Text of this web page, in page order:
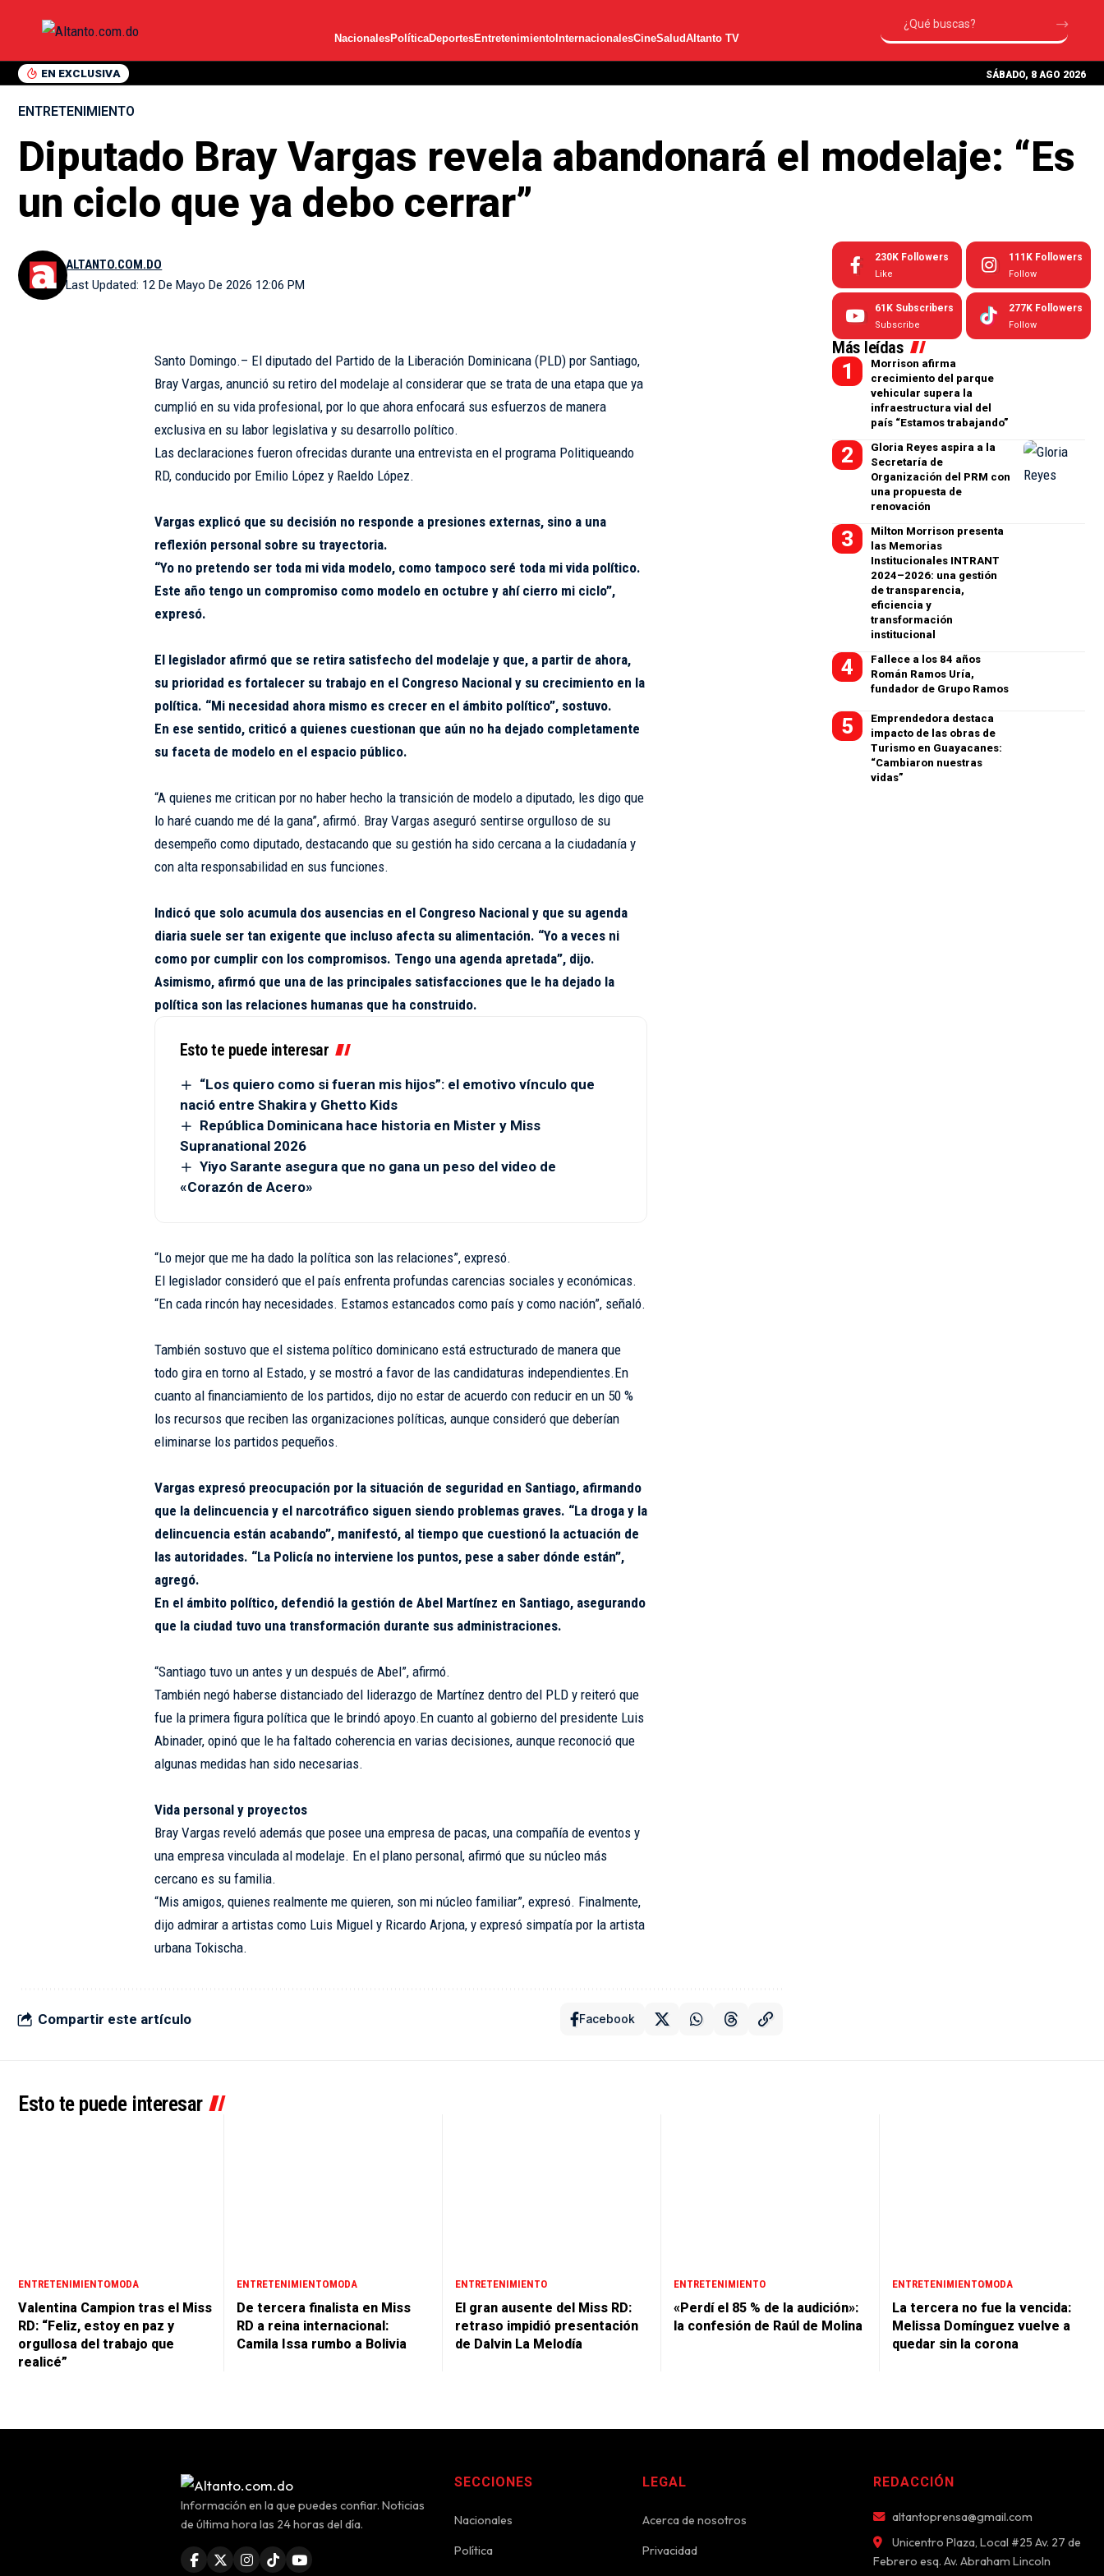
NacionalesPolíticaDeportesEntretenimiento InternacionalesCineSaludAltanto TV
EN EXCLUSIVA SÁBADO, 8 AGO 2026
ENTRETENIMIENTO
Diputado Bray Vargas revela abandonará el modelaje: “Es
un ciclo que ya debo cerrar”
Last Updated: 12 De Mayo De 2026 12:06 PM
ALTANTO.COM.DO
Santo Domingo.– El diputado del Partido de la Liberación Dominicana (PLD) por Santiago,
Bray Vargas, anunció su retiro del modelaje al considerar que se trata de una etapa que ya
cumplió en su vida profesional, por lo que ahora enfocará sus esfuerzos de manera
exclusiva en su labor legislativa y su desarrollo político.
Las declaraciones fueron ofrecidas durante una entrevista en el programa Politiqueando
RD, conducido por Emilio López y Raeldo López.
Vargas explicó que su decisión no responde a presiones externas, sino a una
reflexión personal sobre su trayectoria.
“Yo no pretendo ser toda mi vida modelo, como tampoco seré toda mi vida político.
Este año tengo un compromiso como modelo en octubre y ahí cierro mi ciclo”,
expresó.
El legislador afirmó que se retira satisfecho del modelaje y que, a partir de ahora,
su prioridad es fortalecer su trabajo en el Congreso Nacional y su crecimiento en la
política. “Mi necesidad ahora mismo es crecer en el ámbito político”, sostuvo.
En ese sentido, criticó a quienes cuestionan que aún no ha dejado completamente
su faceta de modelo en el espacio público.
“A quienes me critican por no haber hecho la transición de modelo a diputado, les digo que
lo haré cuando me dé la gana”, afirmó. Bray Vargas aseguró sentirse orgulloso de su
desempeño como diputado, destacando que su gestión ha sido cercana a la ciudadanía y
con alta responsabilidad en sus funciones.
Indicó que solo acumula dos ausencias en el Congreso Nacional y que su agenda
diaria suele ser tan exigente que incluso afecta su alimentación. “Yo a veces ni
como por cumplir con los compromisos. Tengo una agenda apretada”, dijo.
Asimismo, afirmó que una de las principales satisfacciones que le ha dejado la
política son las relaciones humanas que ha construido.
Esto te puede interesar
“Los quiero como si fueran mis hijos”: el emotivo vínculo que
nació entre Shakira y Ghetto Kids
República Dominicana hace historia en Mister y Miss
Supranational 2026
Yiyo Sarante asegura que no gana un peso del video de
«Corazón de Acero»
“Lo mejor que me ha dado la política son las relaciones”, expresó.
El legislador consideró que el país enfrenta profundas carencias sociales y económicas.
“En cada rincón hay necesidades. Estamos estancados como país y como nación”, señaló.
También sostuvo que el sistema político dominicano está estructurado de manera que
todo gira en torno al Estado, y se mostró a favor de las candidaturas independientes.En
cuanto al financiamiento de los partidos, dijo no estar de acuerdo con reducir en un 50 %
los recursos que reciben las organizaciones políticas, aunque consideró que deberían
eliminarse los partidos pequeños.
Vargas expresó preocupación por la situación de seguridad en Santiago, afirmando
que la delincuencia y el narcotráfico siguen siendo problemas graves. “La droga y la
delincuencia están acabando”, manifestó, al tiempo que cuestionó la actuación de
las autoridades. “La Policía no interviene los puntos, pese a saber dónde están”,
agregó.
En el ámbito político, defendió la gestión de Abel Martínez en Santiago, asegurando
que la ciudad tuvo una transformación durante sus administraciones.
“Santiago tuvo un antes y un después de Abel”, afirmó.
También negó haberse distanciado del liderazgo de Martínez dentro del PLD y reiteró que
fue la primera figura política que le brindó apoyo.En cuanto al gobierno del presidente Luis
Abinader, opinó que le ha faltado coherencia en varias decisiones, aunque reconoció que
algunas medidas han sido necesarias.
Vida personal y proyectos
Bray Vargas reveló además que posee una empresa de pacas, una compañía de eventos y
una empresa vinculada al modelaje. En el plano personal, afirmó que su núcleo más
cercano es su familia.
“Mis amigos, quienes realmente me quieren, son mi núcleo familiar”, expresó. Finalmente,
dijo admirar a artistas como Luis Miguel y Ricardo Arjona, y expresó simpatía por la artista
urbana Tokischa.
Compartir este artículo Facebook
230K Followers
Like
111K Followers
Follow
61K Subscribers
Subscribe
277K Followers
Follow
Más leídas
Morrison afirma
crecimiento del parque
vehicular supera la
infraestructura vial del
país “Estamos trabajando”
Gloria Reyes aspira a la
Secretaría de
Organización del PRM con
una propuesta de
renovación
Milton Morrison presenta
las Memorias
Institucionales INTRANT
2024–2026: una gestión
de transparencia,
eficiencia y
transformación
institucional
Fallece a los 84 años
Román Ramos Uría,
fundador de Grupo Ramos
Emprendedora destaca
impacto de las obras de
Turismo en Guayacanes:
“Cambiaron nuestras
vidas”
Esto te puede interesar
ENTRETENIMIENTOMODA
Valentina Campion tras el Miss
RD: “Feliz, estoy en paz y
orgullosa del trabajo que
realicé”
ENTRETENIMIENTOMODA
De tercera finalista en Miss
RD a reina internacional:
Camila Issa rumbo a Bolivia
ENTRETENIMIENTO
El gran ausente del Miss RD:
retraso impidió presentación
de Dalvin La Melodía
ENTRETENIMIENTO
«Perdí el 85 % de la audición»:
la confesión de Raúl de Molina
ENTRETENIMIENTOMODA
La tercera no fue la vencida:
Melissa Domínguez vuelve a
quedar sin la corona
Información en la que puedes confiar. Noticias
de última hora las 24 horas del día.
SECCIONES
Nacionales
Política
LEGAL
Acerca de nosotros
Privacidad
REDACCIÓN
altantoprensa@gmail.com
Unicentro Plaza, Local #25 Av. 27 de
Febrero esq. Av. Abraham Lincoln